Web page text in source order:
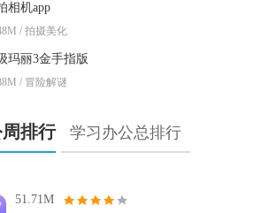
相机app
/ 拍摄美化
玛丽3金手指版
/ 冒险解谜
排行 学习办公总排行
51.71M